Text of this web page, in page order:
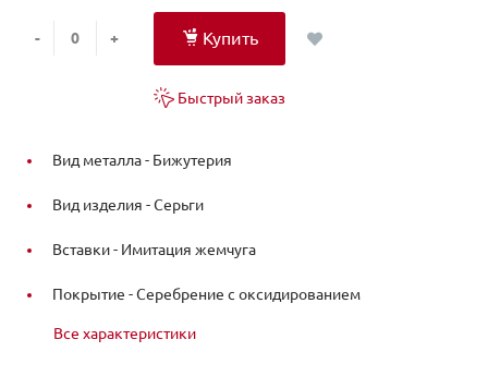
- + Купить
Быстрый заказ
Вид металла - Бижутерия
Вид изделия -Серьги
Вставки - Имитация жемчуга
Покрытие -Серебрение с оксидированием
Все характеристики